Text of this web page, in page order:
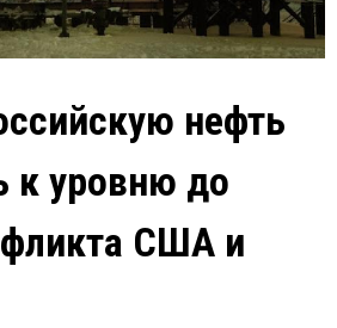
нефть
к уровню до
США и